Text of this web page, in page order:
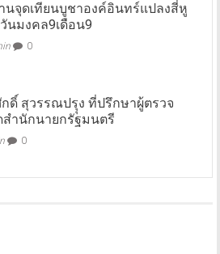
นจุดเทียนบูชาองค์อินทร์แปลงสี่หู
มงคล9เดือน9
0
ดิ์ สุวรรณปรุุง ที่ปรึกษาผู้ตรวจ
านักนายกรัฐมนตรี
0